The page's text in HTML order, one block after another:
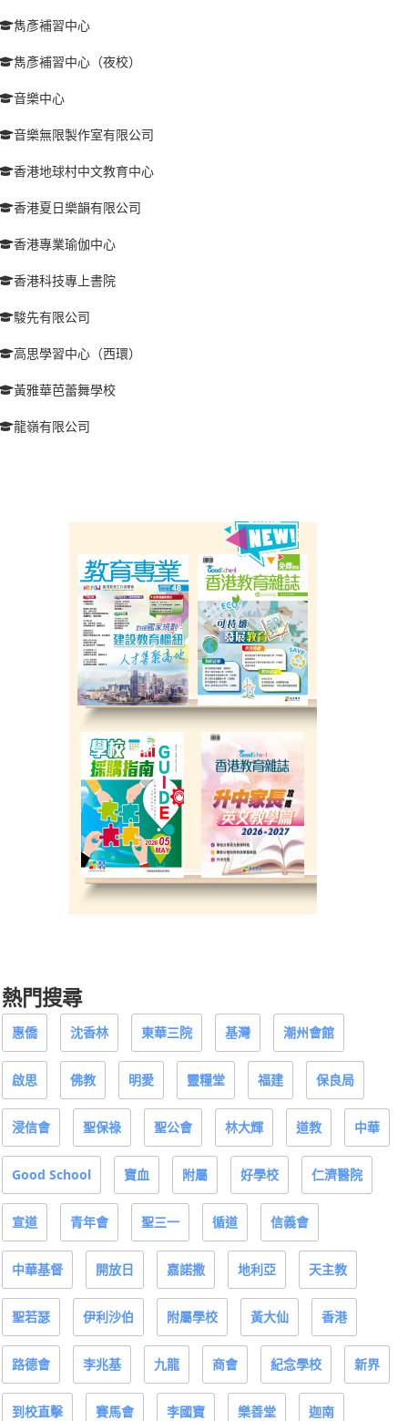
雋彥補習中心
雋彥補習中心（夜校）
音樂中心
音樂無限製作室有限公司
香港地球村中文教育中心
香港夏日樂韻有限公司
香港專業瑜伽中心
香港科技專上書院
駿先有限公司
高思學習中心（西環）
黃雅華芭蕾舞學校
龍嶺有限公司
熱門搜尋
惠僑 沈香林 東華三院 基灣 潮州會館
啟思 佛教 明愛 靈糧堂 福建 保良局
浸信會 聖保祿 聖公會 林大輝 道教 中華
Good School 寶血 附屬 好學校 仁濟醫院
宣道 青年會 聖三一 循道 信義會
中華基督 開放日 嘉諾撒 地利亞 天主教
聖若瑟 伊利沙伯 附屬學校 黃大仙 香港
路德會 李兆基 九龍 商會 紀念學校 新界
到校直擊 賽馬會 李國寶 樂善堂 迦南